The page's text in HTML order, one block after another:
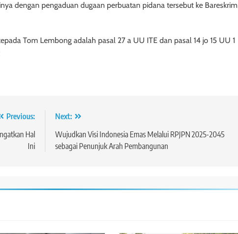
dengan pengaduan dugaan perbuatan pidana tersebut ke Bareskrim
Tom Lembong adalah pasal 27 a UU ITE dan pasal 14 jo 15 UU 1
Previous:
Hal
Ini
Next:
Wujudkan Visi Indonesia Emas Melalui RPJPN 2025-2045
sebagai Penunjuk Arah Pembangunan